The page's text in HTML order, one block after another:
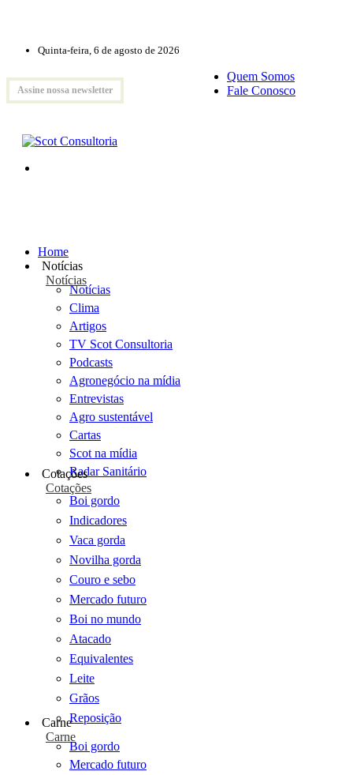
Quinta-feira, 6 de agosto de 2026
Assine nossa newsletter
Quem Somos
Fale Conosco
Home
Notícias
Notícias
Notícias
Clima
Artigos
TV Scot Consultoria
Podcasts
Agronegócio na mídia
Entrevistas
Agro sustentável
Cartas
Scot na mídia
Radar Sanitário
Cotações
Cotações
Boi gordo
Indicadores
Vaca gorda
Novilha gorda
Couro e sebo
Mercado futuro
Boi no mundo
Atacado
Equivalentes
Leite
Grãos
Reposição
Carne
Carne
Boi gordo
Mercado futuro